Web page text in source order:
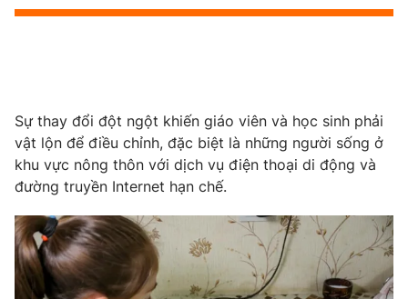
Sự thay đổi đột ngột khiến giáo viên và học sinh phải
vật lộn để điều chỉnh, đặc biệt là những người sống ở
khu vực nông thôn với dịch vụ điện thoại di động và
đường truyền Internet hạn chế.